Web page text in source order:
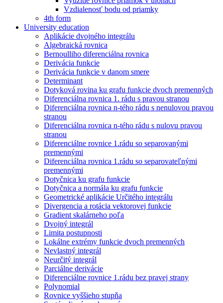
Vzdialenosť bodu od priamky
4th form
University education
Aplikácie dvojného integrálu
Algebraická rovnica
Bernoulliho diferenciálna rovnica
Derivácia funkcie
Derivácia funkcie v danom smere
Determinant
Dotyková rovina ku grafu funkcie dvoch premenných
Diferenciálna rovnica 1. rádu s pravou stranou
Diferenciálna rovnica n-tého rádu s nenulovou pravou
stranou
Diferenciálna rovnica n-tého rádu s nulovu pravou
stranou
Diferenciálne rovnice 1.rádu so separovanými
premennými
Diferenciálna rovnica 1.rádu so separovateľnými
premennými
Dotyčnica ku grafu funkcie
Dotyčnica a normála ku grafu funkcie
Geometrické aplikácie Určitého integrálu
Divergencia a rotácia vektorovej funkcie
Gradient skalárneho poľa
Dvojný integrál
Limita postupnosti
Lokálne extrémy funkcie dvoch premenných
Nevlastný integrál
Neurčitý integrál
Parciálne derivácie
Diferenciálne rovnice 1.rádu bez pravej strany
Polynomial
Rovnice vyššieho stupňa